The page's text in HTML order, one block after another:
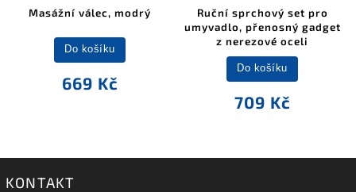
Masážní válec, modrý
669 Kč
Do košíku
Ruční sprchový set pro
umyvadlo, přenosný gadget
z nerezové oceli
709 Kč
Do košíku
KONTAKT